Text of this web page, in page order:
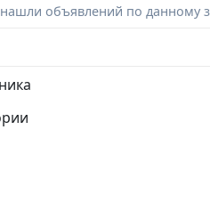
объявлений по данному